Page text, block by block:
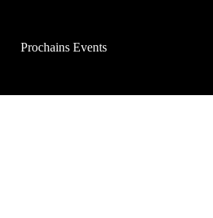
Prochains Events